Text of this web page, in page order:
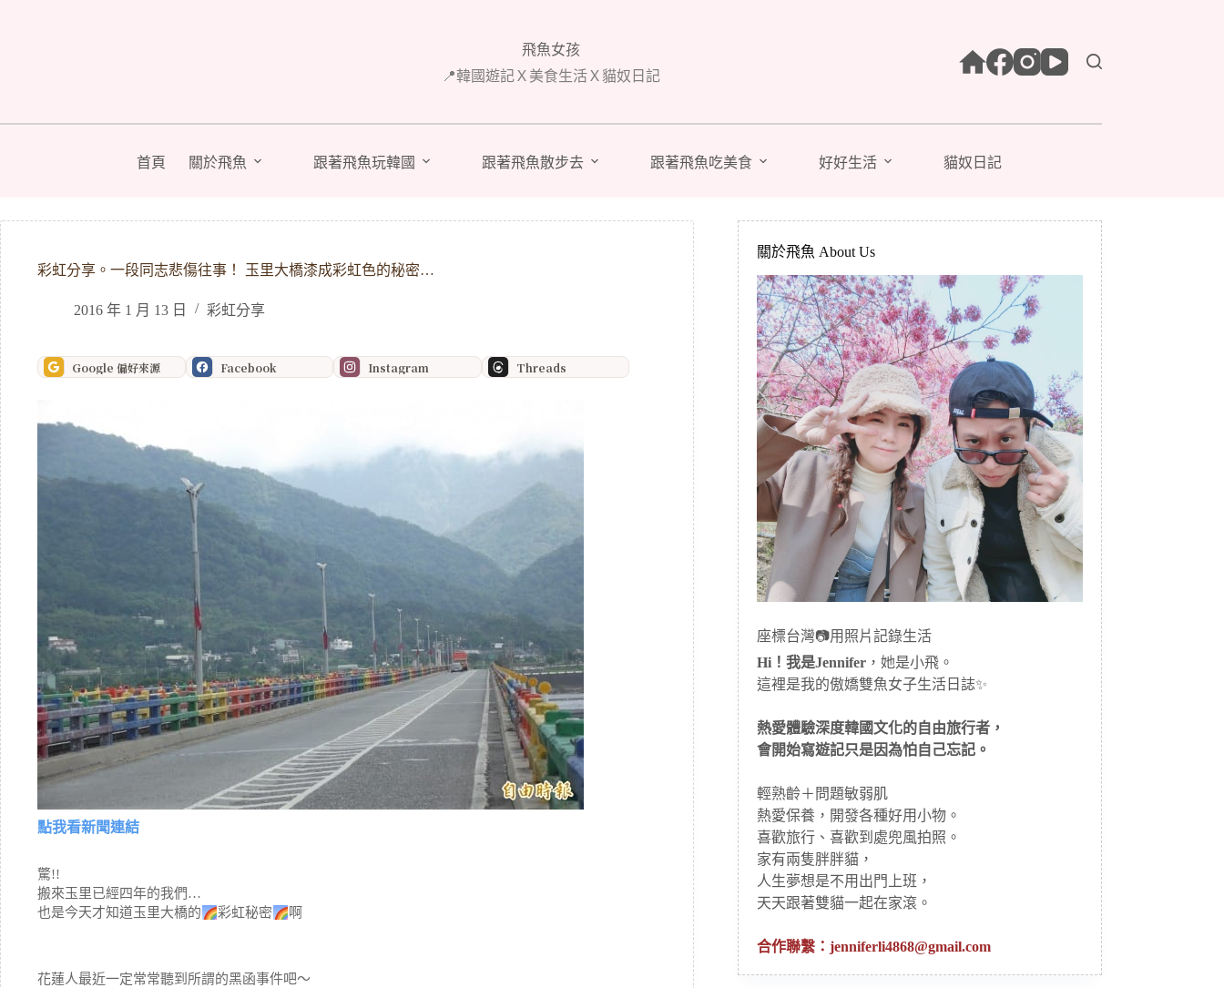
容
飛魚女孩
📍韓國遊記Ｘ美食生活Ｘ貓奴日記
首頁 關於飛魚 跟著飛魚玩韓國 跟著飛魚散步去 跟著飛魚吃美食 好好生活 貓奴日記
彩虹分享。一段同志悲傷往事！ 玉里大橋漆成彩虹色的秘密…
2016 年 1 月 13 日 彩虹分享
Google 偏好來源 Facebook Instagram Threads
點我看新聞連結
驚!!
搬來玉里已經四年的我們…
也是今天才知道玉里大橋的
彩虹秘密 啊
花蓮人最近一定常常聽到所謂的黑函事件吧～
關於飛魚 About Us
座標台灣📷用照片記錄生活
Hi！我是Jennifer ，她是小飛。
這裡是我的傲嬌雙魚女子生活日誌✨
熱愛體驗深度韓國文化的自由旅行者，
會開始寫遊記只是因為怕自己忘記。
輕熟齡＋問題敏弱肌
熱愛保養，開發各種好用小物。
喜歡旅行、喜歡到處兜風拍照。
家有兩隻胖胖貓，
人生夢想是不用出門上班，
天天跟著雙貓一起在家滾。
合作聯繫：jenniferli4868@gmail.com